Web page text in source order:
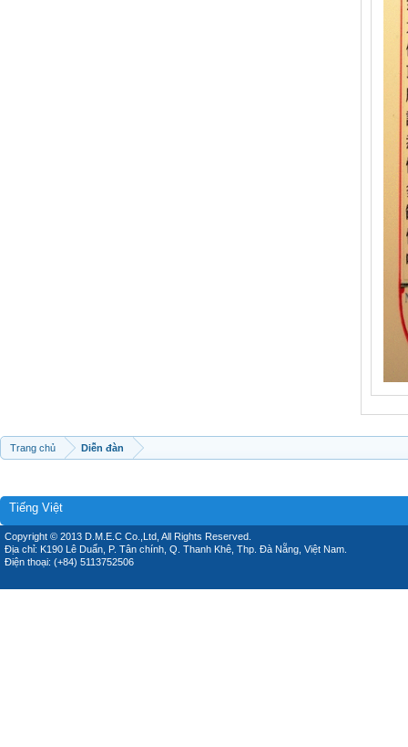
Trang chủ Diễn đàn
Tiếng Việt
Copyright © 2013 D.M.E.C Co.,Ltd, All Rights Reserved.
Địa chỉ: K190 Lê Duẩn, P. Tân chính, Q. Thanh Khê, Thp. Đà Nẵng, Việt Nam.
Điện thoại: (+84) 5113752506